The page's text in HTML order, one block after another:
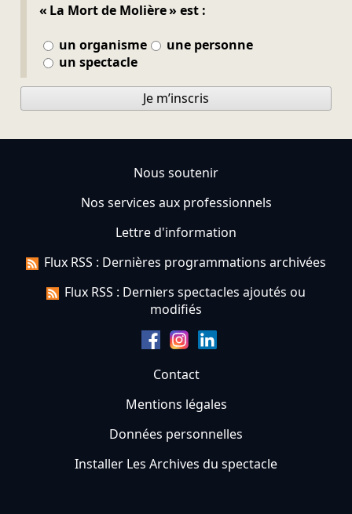
« La Mort de Molière » est :
un organisme
une personne
un spectacle
Je m’inscris
Nous soutenir
Nos services aux professionnels
Lettre d'information
Flux RSS : Dernières programmations archivées
Flux RSS : Derniers spectacles ajoutés ou
modifiés
Contact
Mentions légales
Données personnelles
Installer Les Archives du spectacle